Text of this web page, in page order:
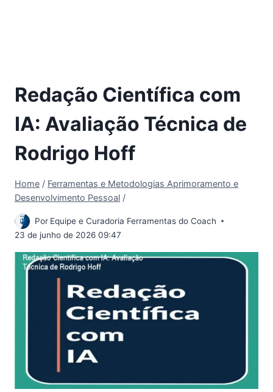
Redação Científica com
IA: Avaliação Técnica de
Rodrigo Hoff
Home / Ferramentas e Metodologias Aprimoramento e
Desenvolvimento Pessoal /
Por Equipe e Curadoria Ferramentas do Coach
23 de junho de 2026 09:47